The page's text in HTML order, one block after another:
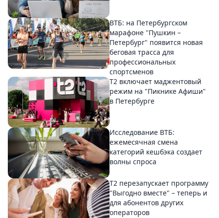
ВТБ: на Петербургском
марафоне "Пушкин –
Петербург" появится новая
беговая трасса для
профессиональных
спортсменов
Т2 включает маджентовый
режим на "Пикнике Афиши"
в Петербурге
Исследование ВТБ:
ежемесячная смена
категорий кешбэка создает
волны спроса
Т2 перезапускает программу
"Выгодно вместе" – теперь и
для абонентов других
операторов